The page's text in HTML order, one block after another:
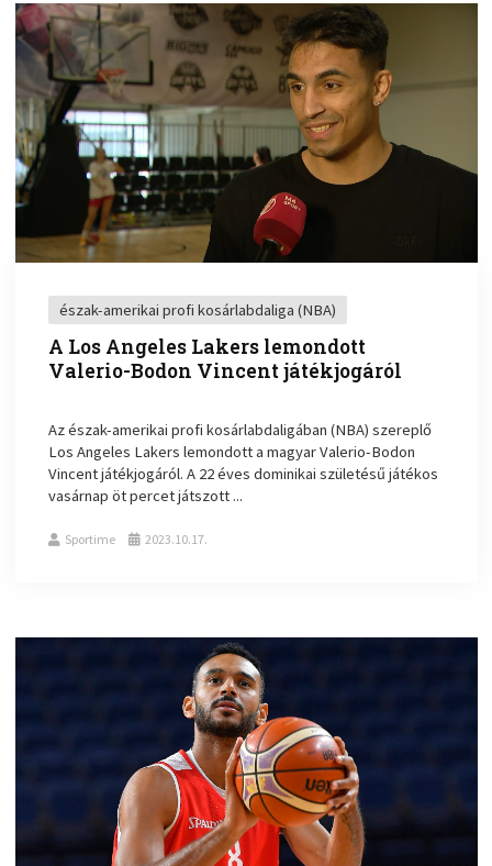
észak-amerikai profi kosárlabdaliga (NBA)
A Los Angeles Lakers lemondott
Valerio-Bodon Vincent játékjogáról
Az észak-amerikai profi kosárlabdaligában (NBA) szereplő
Los Angeles Lakers lemondott a magyar Valerio-Bodon
Vincent játékjogáról. A 22 éves dominikai születésű játékos
vasárnap öt percet játszott ...
Sportime 2023.10.17.